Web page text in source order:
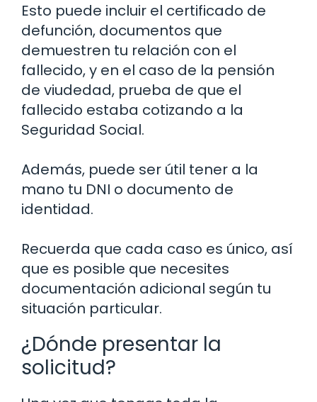
Esto puede incluir el certificado de
defunción, documentos que
demuestren tu relación con el
fallecido, y en el caso de la pensión
de viudedad, prueba de que el
fallecido estaba cotizando a la
Seguridad Social.
Además, puede ser útil tener a la
mano tu DNI o documento de
identidad.
Recuerda que cada caso es único, así
que es posible que necesites
documentación adicional según tu
situación particular.
¿Dónde presentar la
solicitud?